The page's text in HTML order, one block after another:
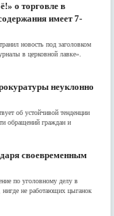
о торговле в
имеет 7-
новость под заголовком
в церковной лавке».
неуклонно
об устойчивой тенденции
обращений граждан и
своевременным
по уголовному делу в
нигде не работающих цыганок